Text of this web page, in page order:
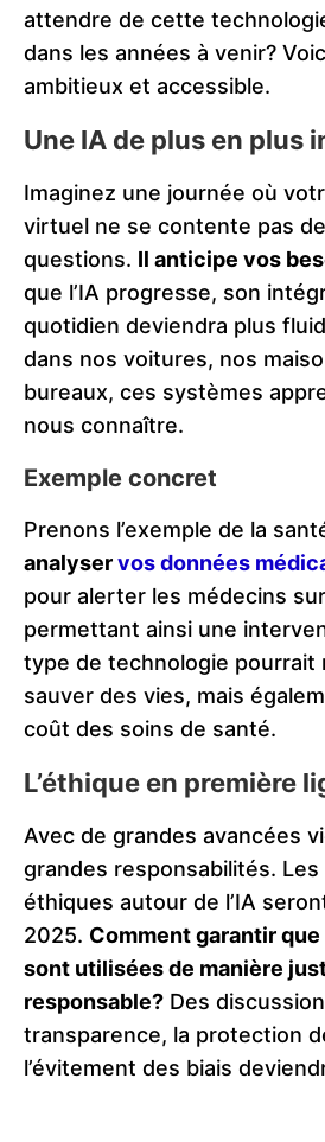
attendre de cette
dans les années à venir?
ambitieux et accessible.
Une IA de plus en plus
Imaginez une journée où
virtuel ne se contente pas
questions. Il anticipe vos
que l’IA progresse, son
quotidien deviendra plus
dans nos voitures, nos
bureaux, ces systèmes
nous connaître.
Exemple concret
Prenons l’exemple de la
analyservos données
pour alerter les médecins
permettant ainsi une
type de technologie pourrait
sauver des vies, mais
coût des soins de santé.
L’éthique en première
Avec de grandes avancées
grandes responsabilités.
éthiques autour de l’IA
2025. Comment garantir
sont utilisées de manière
responsable? Des
transparence, la protection
l’évitement des biais